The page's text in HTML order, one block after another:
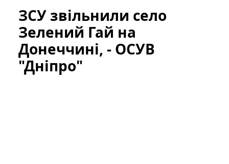
ЗСУ звільнили село
Зелений Гай на
Донеччині, - ОСУВ
"Дніпро"